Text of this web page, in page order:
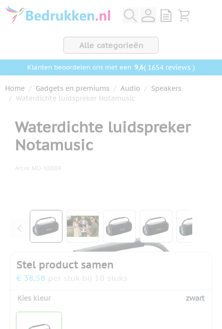
Ga naar de inhoud
View quote,
Bekijk
Alle categorieën
Klanten beoordelen ons met een 9,6( 1654 reviews )
Home / Gadgets en premiums / Audio / Speakers
/ Waterdichte luidspreker Notamusic
Waterdichte luidspreker
Notamusic
Art.nr. MO-102659
View larger imageView larger imageView larger image
View larger
Stel product samen
€ 38,58 per stuk bij 10 stuks
Kies kleur zwart